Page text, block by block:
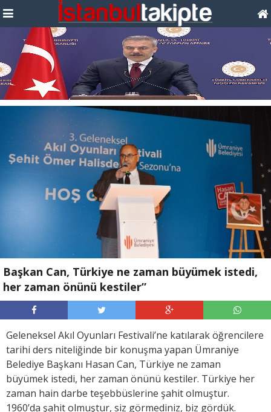
Başkan Can, Türkiye ne zaman büyümek istedi,
her zaman önünü kestiler”
Geleneksel Akıl Oyunları Festivali’ne katılarak öğrencilere
tarihi ders niteliğinde bir konuşma yapan Ümraniye
Belediye Başkanı Hasan Can, Türkiye ne zaman
büyümek istedi, her zaman önünü kestiler. Türkiye her
zaman hain darbe teşebbüslerine şahit olmuştur.
1960’da şahit olmuştur, siz görmediniz, biz gördük.